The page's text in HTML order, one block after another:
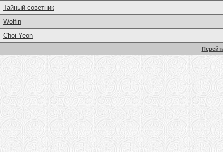
Тайный советник
Wolfin
Choi Yeon